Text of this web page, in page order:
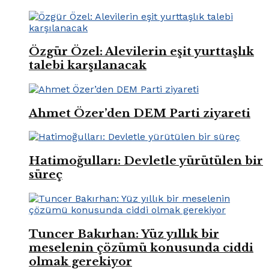
Özgür Özel: Alevilerin eşit yurttaşlık
talebi karşılanacak
Ahmet Özer’den DEM Parti ziyareti
Hatimoğulları: Devletle yürütülen bir
süreç
Tuncer Bakırhan: Yüz yıllık bir
meselenin çözümü konusunda ciddi
olmak gerekiyor